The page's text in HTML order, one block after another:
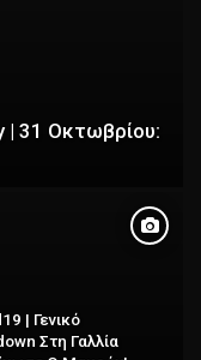
| 31 Οκτωβρίου:
| Γενικό
Στη Γαλλία